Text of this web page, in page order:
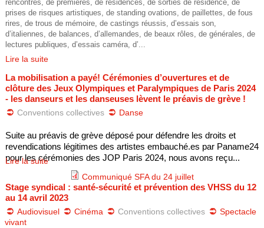
c
e
r
h
i
c
i
rencontres, de premières, de résidences, de sorties de résidence, de
prises de risques artistiques, de standing ovations, de paillettes, de fous
rires, de trous de mémoire, de castings réussis, d’essais son,
d’italiennes, de balances, d’allemandes, de beaux rôles, de générales, de
lectures publiques, d’essais caméra, d’...
Lire la suite
La mobilisation a payé! Cérémonies d’ouvertures et de
clôture des Jeux Olympiques et Paralympiques de Paris 2024
- les danseurs et les danseuses lèvent le préavis de grève !
Conventions collectives Danse
Suite au préavis de grève déposé pour défendre les droits et
revendications légitimes des artistes embauché.es par Paname24
pour les cérémonies des JOP Paris 2024, nous avons reçu...
Lire la suite
c
p
Communiqué SFA du 24 juillet
Stage syndical : santé-sécurité et prévention des VHSS du 12
au 14 avril 2023
Audiovisuel Cinéma Conventions collectives
Spectacle
vivant